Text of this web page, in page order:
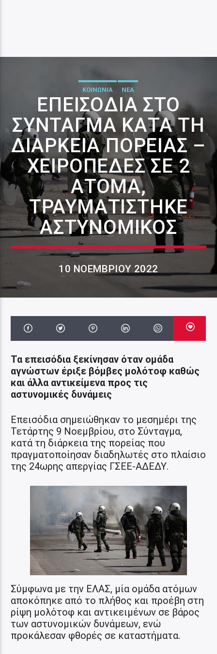
ΚΟΙΝΩΝΙΑ ΝΕΑ
ΕΠΕΙΣΌΔΙΑ ΣΤΟ
ΣΎΝΤΑΓΜΑ ΚΑΤΆ ΤΗ
ΔΙΆΡΚΕΙΑ ΠΟΡΕΊΑΣ –
ΧΕΙΡΟΠΈΔΕΣ ΣΕ 2
ΆΤΟΜΑ,
ΤΡΑΥΜΑΤΊΣΤΗΚΕ
ΑΣΤΥΝΟΜΙΚΌΣ
10 ΝΟΕΜΒΡΊΟΥ 2022
Τα επεισόδια ξεκίνησαν όταν ομάδα
αγνώστων έριξε βόμβες μολότοφ καθώς
και άλλα αντικείμενα προς τις
αστυνομικές δυνάμεις
Επεισόδια σημειώθηκαν το μεσημέρι της
Τετάρτης 9 Νοεμβρίου, στο Σύνταγμα,
κατά τη διάρκεια της πορείας που
πραγματοποίησαν διαδηλωτές στο πλαίσιο
της 24ωρης απεργίας ΓΣΕΕ-ΑΔΕΔΥ.
Σύμφωνα με την ΕΛΑΣ, μία ομάδα ατόμων
αποκόπηκε από το πλήθος και προέβη στη
ρίψη μολότοφ και αντικειμένων σε βάρος
των αστυνομικών δυνάμεων, ενώ
προκάλεσαν φθορές σε καταστήματα.